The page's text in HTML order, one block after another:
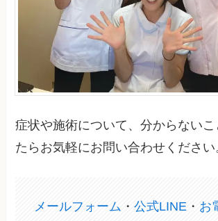
症状や施術について、分からないこ
たらお気軽にお問い合わせください
メールフォーム ・公式LINE ・ お